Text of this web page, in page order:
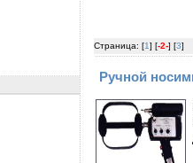
Страница: [1] [-2-] [3]
Ручной